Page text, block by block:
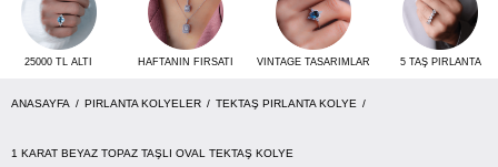
25000 TL ALTI HAFTANIN FIRSATI VINTAGE TASARIMLAR 5 TAŞ PIRLANTA
ANASAYFA PIRLANTA KOLYELER TEKTAŞ PIRLANTA KOLYE
1 KARAT BEYAZ TOPAZ TAŞLI OVAL TEKTAŞ KOLYE